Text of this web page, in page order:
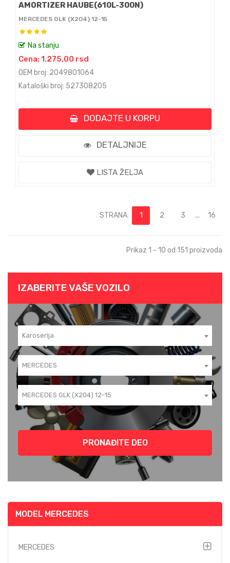
IZABERITE VAŠE VOZILO
Karoserija
MERCEDES
MERCEDES GLK (X204) 12-15
PRONAĐITE DEO
MODEL MERCEDES
MERCEDES
AMORTIZER HAUBE(610L-300N)
MERCEDES GLK (X204) 12-15
Na stanju
Cena: 1.275,00 rsd
OEM broj: 2049801064
Kataloški broj: 527308205
DODAJTE U KORPU
DETALJNIJE
LISTA ŽELJA
STRANA: 1 2 3 ... 16
Prikaz 1 - 10 od 151 proizvoda